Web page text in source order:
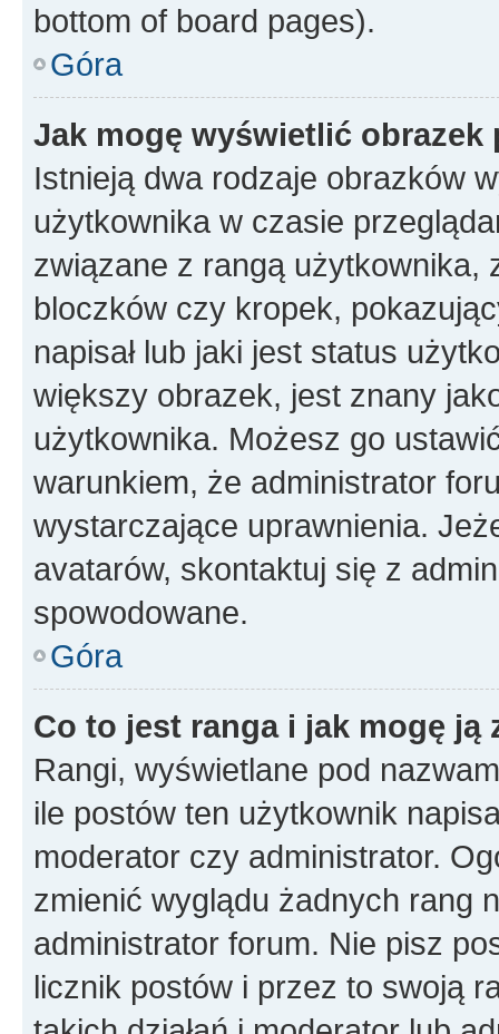
bottom of board pages).
Góra
Jak mogę wyświetlić
Istnieją dwa rodzaje obrazków
użytkownika w czasie
związane z rangą użytkownika,
bloczków czy kropek,
napisał lub jaki jest status
większy obrazek, jest znany
użytkownika. Możesz go
warunkiem, że administrator
wystarczające uprawnienia.
avatarów, skontaktuj się z
spowodowane.
Góra
Co to jest ranga i jak mogę ją
Rangi, wyświetlane pod
ile postów ten użytkownik
moderator czy administrator.
zmienić wyglądu żadnych rang
administrator forum. Nie pisz
licznik postów i przez to swoją